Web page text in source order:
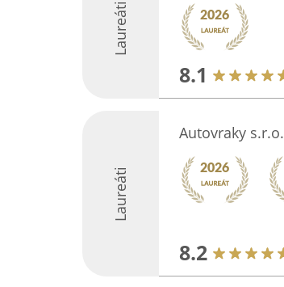
Laureáti
8.1
Laureáti
Autovraky s.r.o.
8.2